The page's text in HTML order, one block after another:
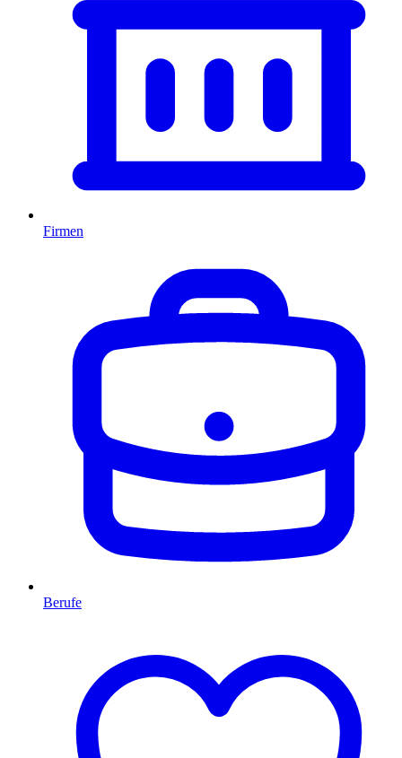
Firmen
Berufe